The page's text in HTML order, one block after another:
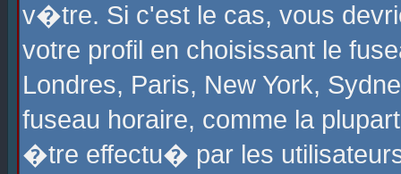
v�tre. Si c'est le cas, vous
votre profil en choisissant le
Londres, Paris, New York,
fuseau horaire, comme la
�tre effectu� par les